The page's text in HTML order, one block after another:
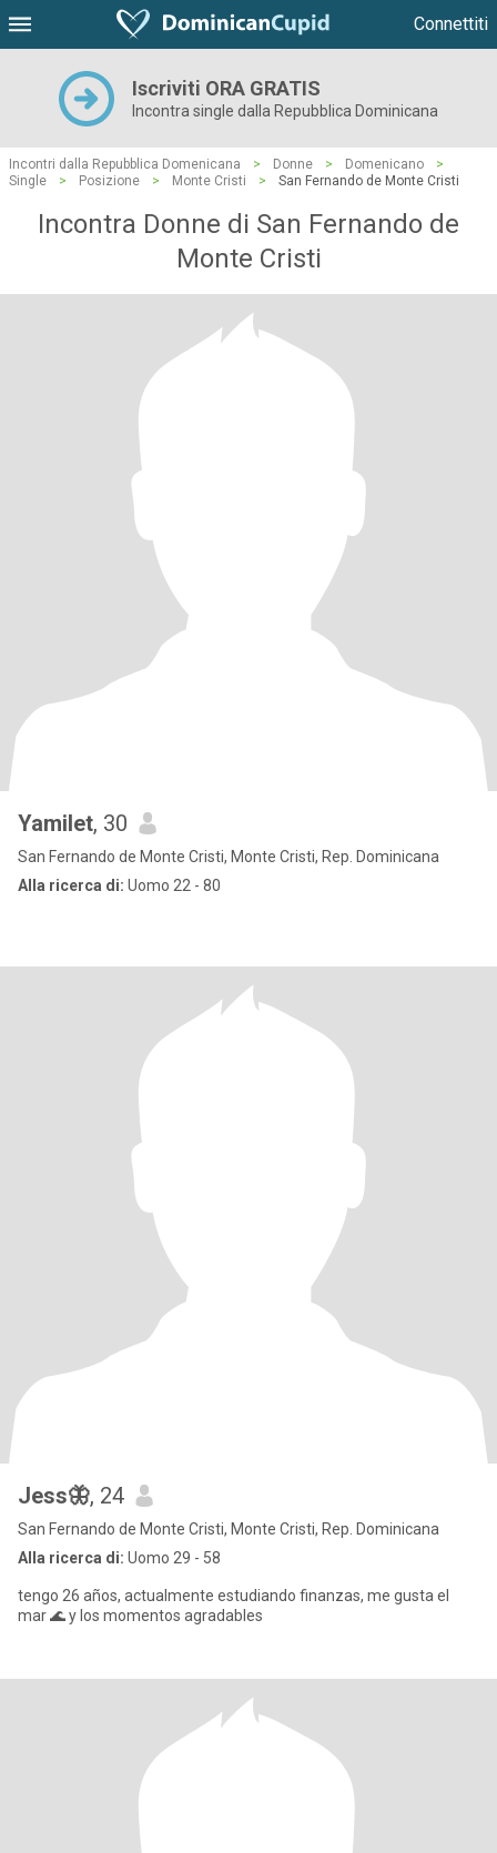
Connettiti
Iscriviti ORA GRATIS
Incontra single dalla Repubblica Dominicana
Incontri dalla Repubblica Domenicana > Donne > Domenicano
>
Single
> Posizione > Monte Cristi > San Fernando de Monte Cristi
Incontra Donne di San Fernando de
Monte Cristi
Yamilet, 30
San Fernando de Monte Cristi, Monte Cristi, Rep. Dominicana
Alla ricerca di: Uomo 22 - 80
Jess🦋, 24
San Fernando de Monte Cristi, Monte Cristi, Rep. Dominicana
Alla ricerca di: Uomo 29 - 58
tengo 26 años, actualmente estudiando finanzas, me gusta el
mar 🌊 y los momentos agradables